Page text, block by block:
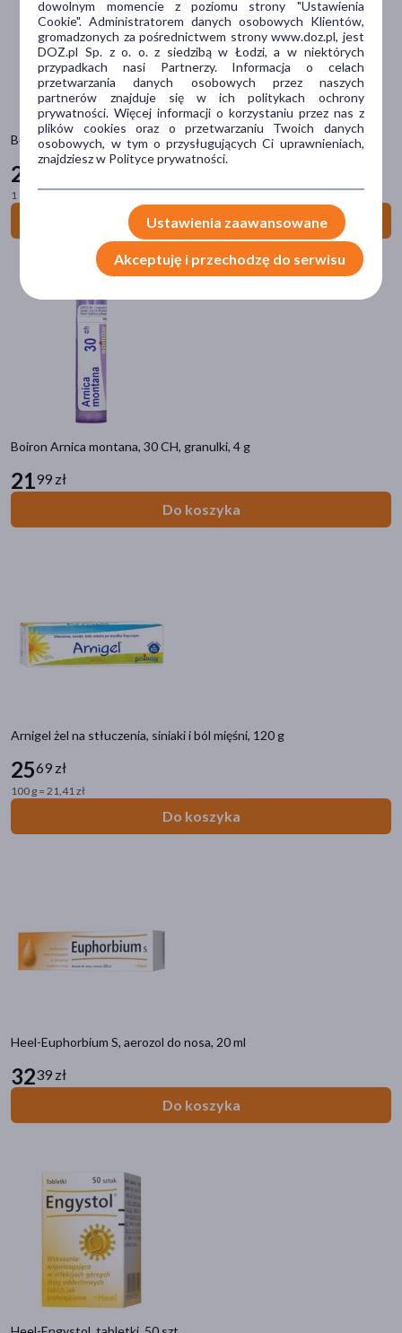
Boiron Coryzalia, tabletki powlekane, 40 szt.
26
1 szt. = 0,67 zł
Do koszyka
Boiron Arnica montana, 30 CH, granulki, 4 g
2199 zł
Do koszyka
Arnigel żel na stłuczenia, siniaki i ból mięśni, 120 g
2569 zł
100 g = 21,41 zł
Do koszyka
Heel-Euphorbium S, aerozol do nosa, 20 ml
3239 zł
Do koszyka
Sposób aplikacji
doustne (137)
na skórę(6)
doodbytnicze(2)
do nosa(1)
granulki
(118)
maść(5)
ampułka
czopki(2)
pokaż więcej
Problem
ból(5)
pokaż więcej
Główne składniki
nagietek(1)
Część ciała
głowa(4)
pokaż więcej
na dzień
(110)
Działanie/właściwości
uodparniające
wspomagające
gojące(2)
udrażniające nos
pokaż więcej
dowolnym momencie z poziomu strony "Ustawienia
Cookie". Administratorem danych osobowych Klientów,
gromadzonych za pośrednictwem strony www.doz.pl, jest
DOZ.pl Sp. z o. o. z siedzibą w Łodzi, a w niektórych
przypadkach nasi Partnerzy. Informacja o celach
przetwarzania danych osobowych przez naszych
partnerów znajduje się w ich politykach ochrony
prywatności. Więcej informacji o korzystaniu przez nas z
plików cookies oraz o przetwarzaniu Twoich danych
osobowych, w tym o przysługujących Ci uprawnieniach,
znajdziesz w Polityce prywatności.
Ustawienia zaawansowane
Akceptuję i przechodzę do serwisu